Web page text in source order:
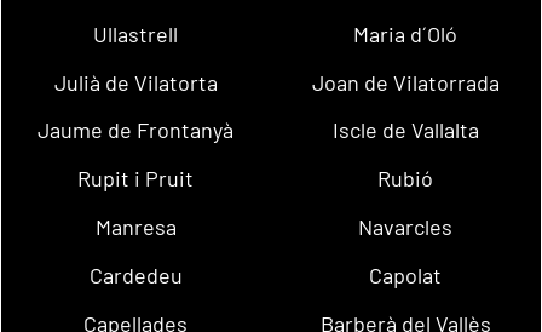
Ullastrell
Maria d´Oló
Julià de Vilatorta
Joan de Vilatorrada
Jaume de Frontanyà
Iscle de Vallalta
Rupit i Pruit
Rubió
Manresa
Navarcles
Cardedeu
Capolat
Capellades
Barberà del Vallès